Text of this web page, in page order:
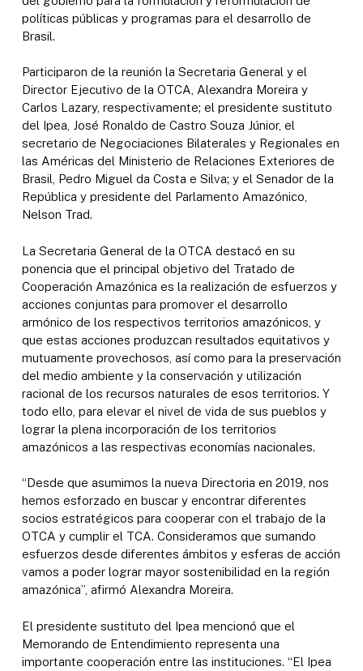
políticas públicas y programas para el desarrollo de
Brasil.
Participaron de la reunión la Secretaria General y el
Director Ejecutivo de la OTCA, Alexandra Moreira y
Carlos Lazary, respectivamente; el presidente sustituto
del Ipea, José Ronaldo de Castro Souza Júnior, el
secretario de Negociaciones Bilaterales y Regionales en
las Américas del Ministerio de Relaciones Exteriores de
Brasil, Pedro Miguel da Costa e Silva; y el Senador de la
República y presidente del Parlamento Amazónico,
Nelson Trad.
La Secretaria General de la OTCA destacó en su
ponencia que el principal objetivo del Tratado de
Cooperación Amazónica es la realización de esfuerzos y
acciones conjuntas para promover el desarrollo
armónico de los respectivos territorios amazónicos, y
que estas acciones produzcan resultados equitativos y
mutuamente provechosos, así como para la preservación
del medio ambiente y la conservación y utilización
racional de los recursos naturales de esos territorios. Y
todo ello, para elevar el nivel de vida de sus pueblos y
lograr la plena incorporación de los territorios
amazónicos a las respectivas economías nacionales.
“Desde que asumimos la nueva Directoria en 2019, nos
hemos esforzado en buscar y encontrar diferentes
socios estratégicos para cooperar con el trabajo de la
OTCA y cumplir el TCA. Consideramos que sumando
esfuerzos desde diferentes ámbitos y esferas de acción
vamos a poder lograr mayor sostenibilidad en la región
amazónica”, afirmó Alexandra Moreira.
El presidente sustituto del Ipea mencionó que el
Memorando de Entendimiento representa una
importante cooperación entre las instituciones. “El Ipea